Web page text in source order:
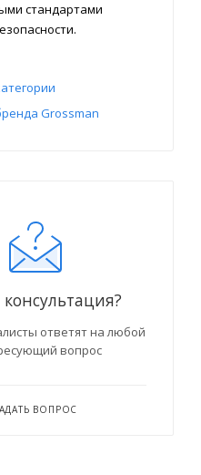
стандартами
Grossman
ответят на любой
вопрос
ВОПРОС